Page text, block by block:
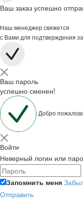
Ваш заказ успешно
Наш менеджер свяжется
с Вами для подтверждения
Ваш пароль
успешно сменен!
Добро
Войти
Неверный логин или
Запомнить меня
Отправить